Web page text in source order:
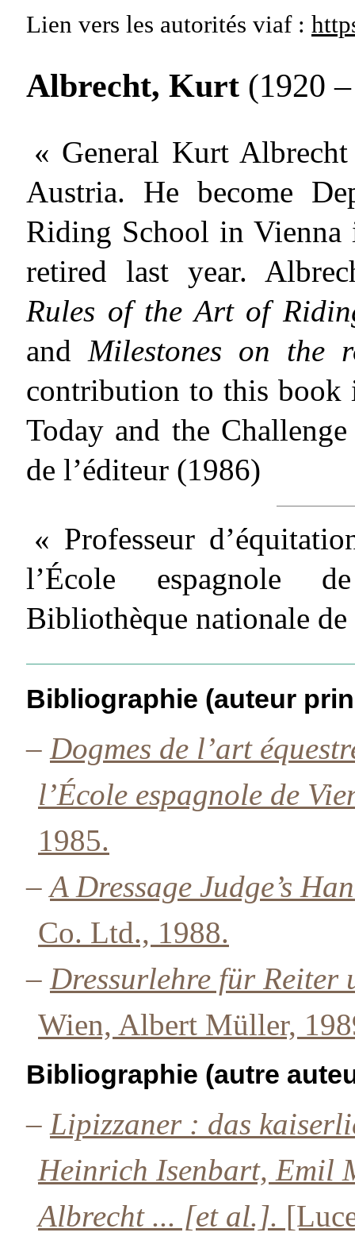
Lien vers les autorités viaf :
Albrecht, Kurt (1920
« General Kurt
Austria. He become
Riding School in
retired last year.
Rules of the Art of
and Milestones on the
contribution to this book
Today and the
de l’éditeur (1986)
« Professeur
l’École espagnole
Bibliothèque nationale de
Bibliographie (auteur
– Dogmes de l’art
l’École espagnole de
1985.
–A Dressage Judge’s
Co. Ltd., 1988.
– Dressurlehre für Reiter
Wien, Albert Müller,
Bibliographie (autre
– Lipizzaner : das
Heinrich Isenbart, Emil
Albrecht ... [et al.].